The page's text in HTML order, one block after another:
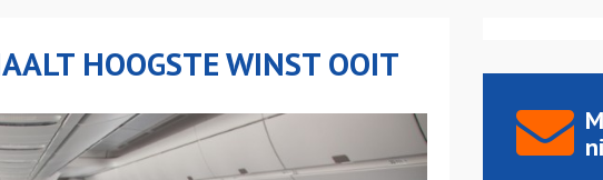
HOOGSTE WINST OOIT